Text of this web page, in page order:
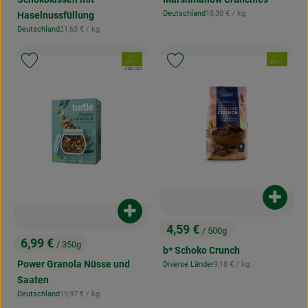
Haselnussfüllung
, Herkunft:
Deutschland, Referenzpreis:
21,63 € / kg
, Herkunft:
Deutschland, Referenzpreis:
18,30 € / kg
, Preis:
6,99 € / 350g
Power Granola Nüsse und
Saaten
, Herkunft:
Deutschland, Referenzpreis:
19,97 € / kg
Produkt zum Warenkorb hinzufügen
, Verband:
, Kontrollstelle:
AT-BIO-301
Produkt zu Favouriten hinzufügen
, Preis:
4,59 € / 500g
b* Schoko Crunch
, Herkunft:
Diverse Länder, Referenzpreis:
9,18 € / kg
, Verband:
Produkt zu Favouriten hinzufügen